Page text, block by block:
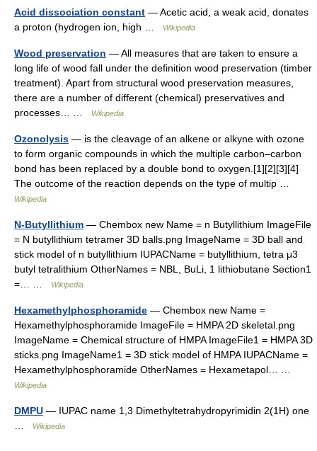
Acid dissociation constant — Acetic acid, a weak acid, donates
a proton (hydrogen ion, high …
Wikipedia
Wood preservation — All measures that are taken to ensure a
long life of wood fall under the definition wood preservation (timber
treatment). Apart from structural wood preservation measures,
there are a number of different (chemical) preservatives and
processes… …
Wikipedia
Ozonolysis — is the cleavage of an alkene or alkyne with ozone
to form organic compounds in which the multiple carbon–carbon
bond has been replaced by a double bond to oxygen.[1][2][3][4]
The outcome of the reaction depends on the type of multip …
Wikipedia
N-Butyllithium — Chembox new Name = n Butyllithium ImageFile
= N butyllithium tetramer 3D balls.png ImageName = 3D ball and
stick model of n butyllithium IUPACName = butyllithium, tetra μ3
butyl tetralithium OtherNames = NBL, BuLi, 1 lithiobutane Section1
=… …
Wikipedia
Hexamethylphosphoramide — Chembox new Name =
Hexamethylphosphoramide ImageFile = HMPA 2D skeletal.png
ImageName = Chemical structure of HMPA ImageFile1 = HMPA 3D
sticks.png ImageName1 = 3D stick model of HMPA IUPACName =
Hexamethylphosphoramide OtherNames = Hexametapol… …
Wikipedia
DMPU — IUPAC name 1,3 Dimethyltetrahydropyrimidin 2(1H) one
Wikipedia